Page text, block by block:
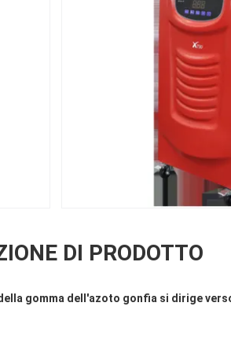
DI PRODOTTO
gomma dell'azoto gonfia si dirige